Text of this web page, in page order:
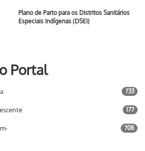
Plano de Parto para os Distritos Sanitários
Especiais Indígenas (DSEI)
Portal
733
177
708